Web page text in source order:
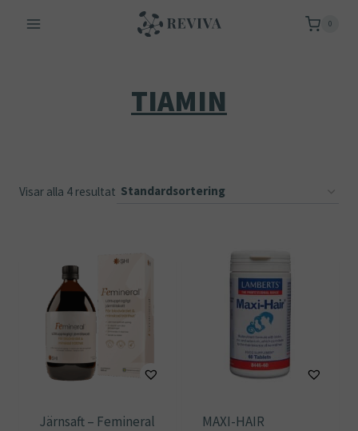
0
TIAMIN
Visar alla 4 resultat
Järnsaft – Femineral
MAXI-HAIR